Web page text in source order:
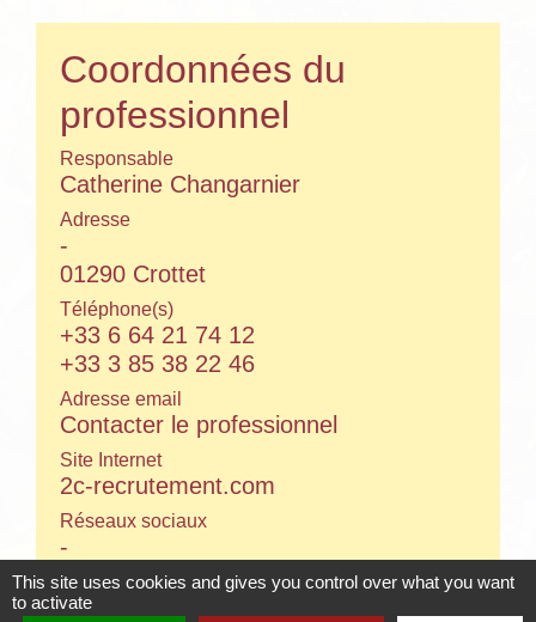
Coordonnées du
professionnel
Responsable
Catherine Changarnier
Adresse
-
01290 Crottet
Téléphone(s)
+33 6 64 21 74 12
+33 3 85 38 22 46
Adresse email
Contacter le professionnel
Site Internet
2c-recrutement.com
Réseaux sociaux
-
This site uses cookies and gives you control over what you want
to activate